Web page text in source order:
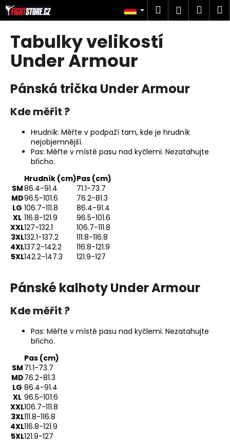
Zum
Inhalt
springen
Suchen
Login
Tabulky velikostí
Under Armour
Pánská trička Under Armour
Kde měřit ?
Hrudník: Měřte v podpaží tam, kde je hrudník
nejobjemnější.
Pas: Měřte v místě pasu nad kyčlemi. Nezatahujte
břicho.
Hrudník (cm)Pas (cm)
SM86.4-91.4
71.1-73.7
MD96.5-101.6
76.2-81.3
LG 106.7-111.8
86.4-91.4
XL 116.8-121.9
96.5-101.6
XXL127-132.1
106.7-111.8
3XL132.1-137.2
111.8-116.8
4XL137.2-142.2
116.8-121.9
5XL142.2-147.3 121.9-127
Pánské kalhoty Under Armour
Kde měřit ?
Pas: Měřte v místě pasu nad kyčlemi. Nezatahujte
břicho.
Pas (cm)
SM 71.1-73.7
MD76.2-81.3
LG 86.4-91.4
XL 96.5-101.6
XXL106.7-111.8
3XL111.8-116.8
4XL116.8-121.9
5XL121.9-127
W
a
zum
zum
W
a
s
s
u
i
e
?
W
p
f
e
h
l
e
n